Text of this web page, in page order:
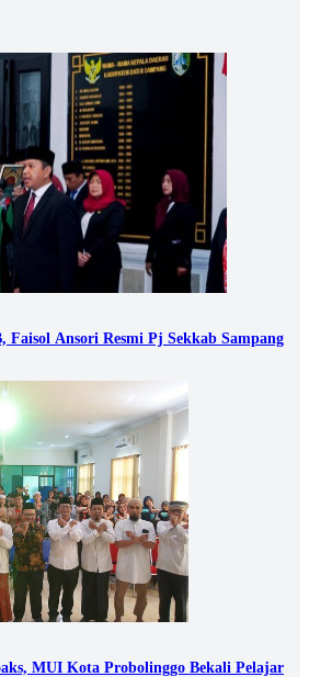
Ansori Resmi Pj Sekkab Sampang
MUI Kota Probolinggo Bekali Pelajar